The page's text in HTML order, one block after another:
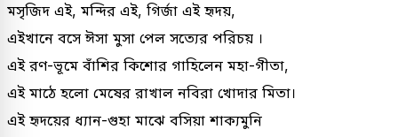
মসৃজিদ এই, মন্দির এই, গির্জা এই হৃদয়,
এইখানে বসে ঈসা মুসা পেল সত্যের পরিচয় ।
এই রণ-ভূমে বাঁশির কিশোর গাহিলেন মহা-গীতা,
এই মাঠে হলো মেষের রাখাল নবিরা খোদার মিতা।
এই হৃদয়ের ধ্যান-গুহা মাঝে বসিয়া শাক্যমুনি